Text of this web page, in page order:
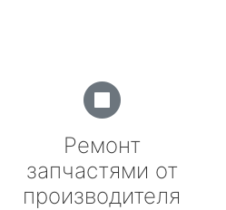
Ремонт
запчастями от
производителя